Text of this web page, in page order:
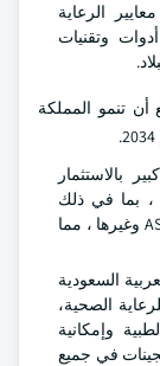
الرعاية
وتقنيات
تنمو المملكة
بالاستثمار
، بما في ذلك
العلاجات الجينية المتقدمة ، مثل RNAi و ASOs وغيرها ، مما
السعودية
الصحية،
وإمكانية
في جميع